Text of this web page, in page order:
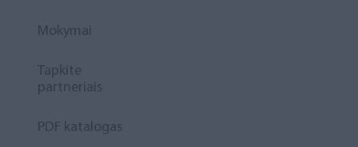
Mokymai
Tapkite
partneriais
PDF katalogas